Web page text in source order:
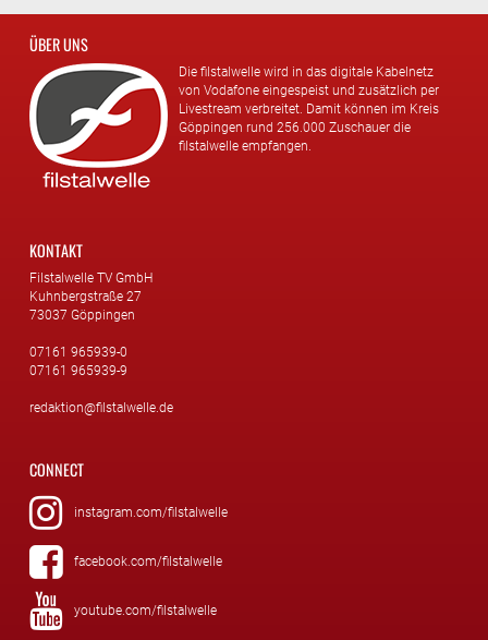
ÜBER UNS
Die filstalwelle wird in das digitale Kabelnetz
von Vodafone eingespeist und zusätzlich per
Livestream verbreitet. Damit können im Kreis
Göppingen rund 256.000 Zuschauer die
filstalwelle empfangen.
KONTAKT
Filstalwelle TV GmbH
Kuhnbergstraße 27
73037 Göppingen
07161 965939-0
07161 965939-9
redaktion@filstalwelle.de
CONNECT
instagram.com/filstalwelle
facebook.com/filstalwelle
youtube.com/filstalwelle